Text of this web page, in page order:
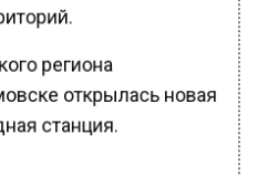
региона
открылась новая
станция.